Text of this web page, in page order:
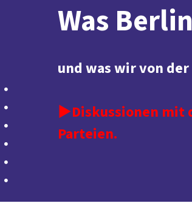
Was
und was wir von der
►Diskussionen mit
Parteien.